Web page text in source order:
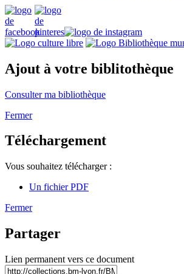
Ajout à votre biblitothèque
Consulter ma bibliothèque
Fermer
Téléchargement
Vous souhaitez télécharger :
Un fichier PDF
Fermer
Partager
Lien permanent vers ce document